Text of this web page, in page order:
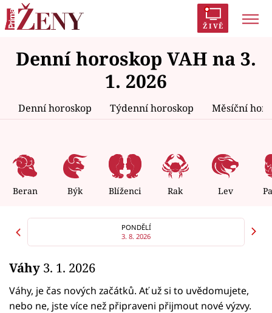
ŽIVĚ
Trendy: Polabí Inspekce Prostřeno!
AYTO?
Zrádci Proměny
Témata
Celebrity
Seriály
Horoskopy
Sledujte prima+
Denní horoskop VAH na 3.
1. 2026
Denní horoskop Týdenní horoskop Měsíční
Beran Býk Blíženci Rak Lev
PONDĚLÍ
3. 8. 2026
Váhy 3. 1. 2026
Váhy, je čas nových začátků. Ať už si to uvědomujete,
nebo ne, jste více než připraveni přijmout nové výzvy.